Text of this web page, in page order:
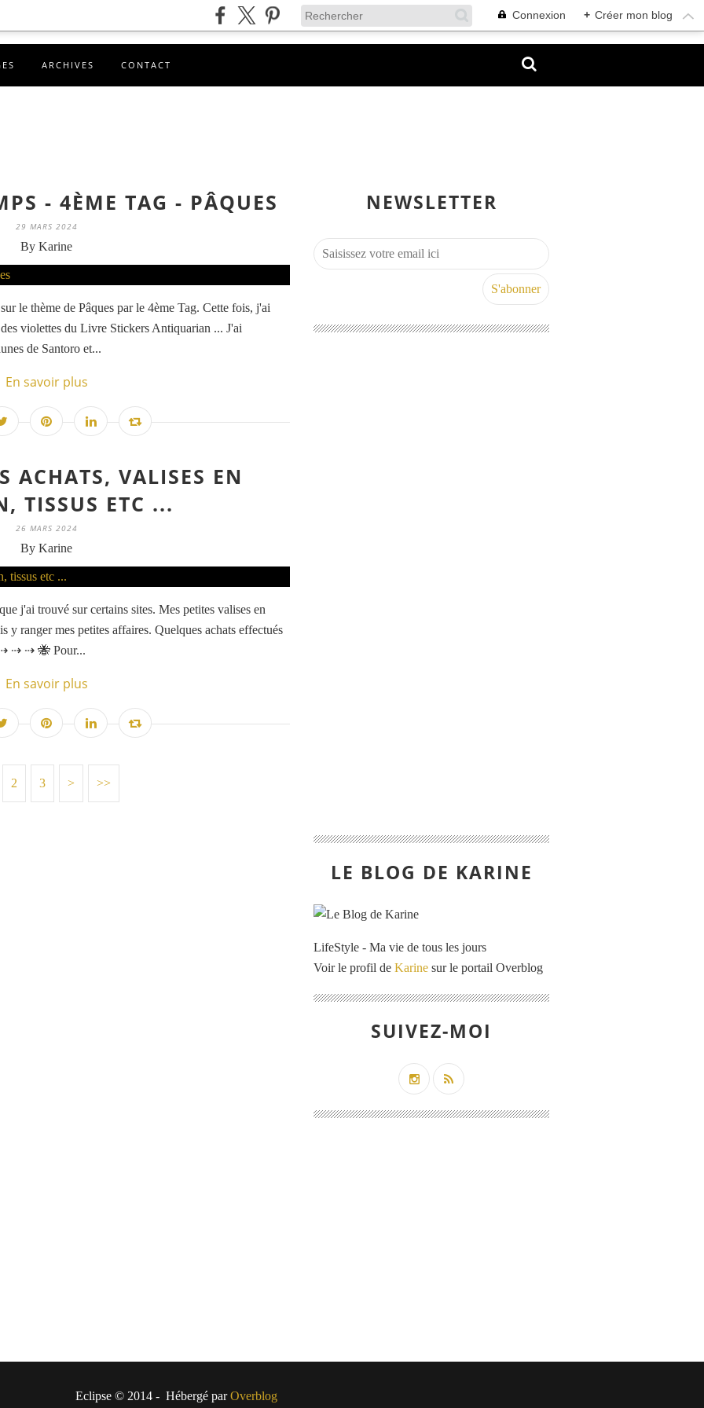
Connexion + Créer mon blog
ARCHIVES CONTACT
- 4ÈME TAG - PÂQUES
29 MARS 2024
By Karine
le thème de Pâques par le 4ème Tag. Cette fois, j'ai
violettes du Livre Stickers Antiquarian ... J'ai
de Santoro et...
En savoir plus
ACHATS, VALISES EN
TISSUS ETC ...
26 MARS 2024
By Karine
j'ai trouvé sur certains sites. Mes petites valises en
y ranger mes petites affaires. Quelques achats effectués
⇢ ⇢ 🐝 Pour...
En savoir plus
2 3 > >>
NEWSLETTER
LE BLOG DE KARINE
LifeStyle - Ma vie de tous les jours
Voir le profil de Karine sur le portail Overblog
SUIVEZ-MOI
Eclipse © 2014 - Hébergé parOverblog